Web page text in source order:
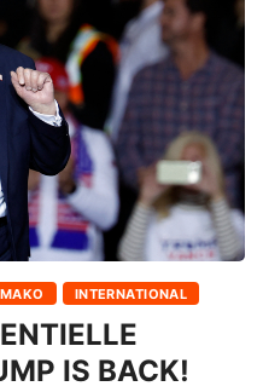
INTERNATIONAL
IS BACK!